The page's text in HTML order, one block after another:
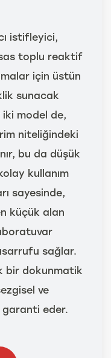
istifleyici,
toplu reaktif
için üstün
sunacak
iki model de,
niteliğindeki
bu da düşük
kullanım
sayesinde,
küçük alan
sağlar.
bir dokunmatik
ve
garanti eder.